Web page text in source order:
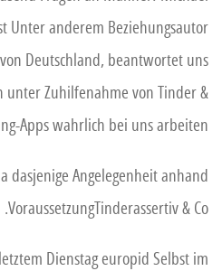
Unter anderem Beziehungsautor
Deutschland, beantwortet uns
unter Zuhilfenahme von Tinder &
Apps wahrlich bei uns arbeiten
dasjenige Angelegenheit anhand
VoraussetzungTinderassertiv & Co.
Dienstag europid Selbst im